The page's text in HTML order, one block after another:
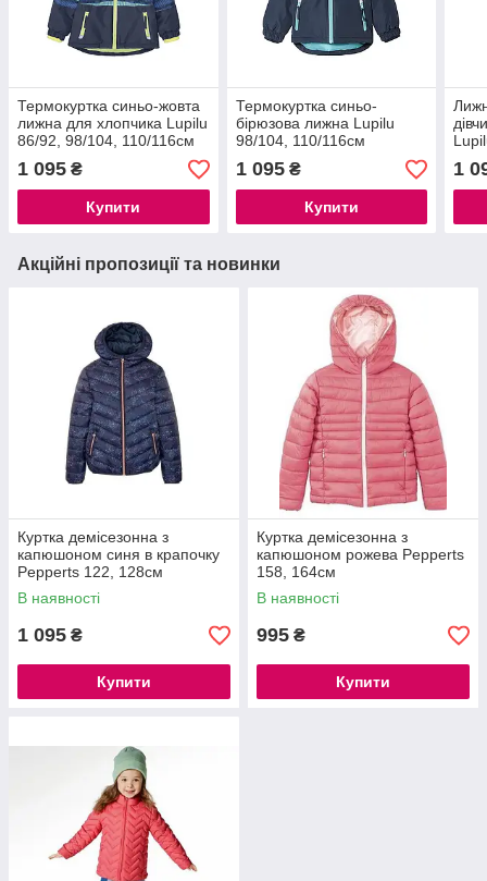
Термокуртка синьо-жовта
лижна для хлопчика Lupilu
86/92, 98/104, 110/116см
1 095 ₴
Купити
Термокуртка синьо-
бірюзова лижна Lupilu
98/104, 110/116см
1 095₴
Купити
1
Акційні пропозиції та новинки
Куртка демісезонна з
капюшоном синя в крапочку
Pepperts 122, 128см
В наявності
1 095 ₴
Купити
Куртка демісезонна з
капюшоном рожева Pepperts
158, 164см
В наявності
995 ₴
Купити